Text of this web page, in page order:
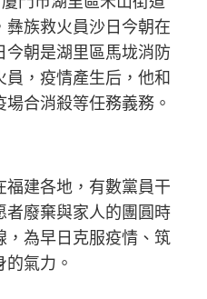
族救火員沙日今朝在
今朝是湖里區馬垅消防
員，疫情產生后，他和
合消殺等任務義務。
建各地，有數黨員干
者廢棄與家人的團圓時
，為早日克服疫情、筑
氣力。